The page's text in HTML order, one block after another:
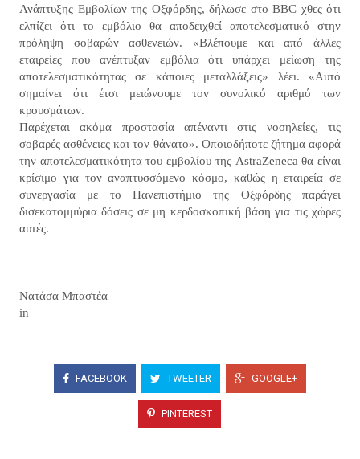
Ανάπτυξης Εμβολίων της Οξφόρδης, δήλωσε στο BBC χθες ότι
ελπίζει ότι το εμβόλιο θα αποδειχθεί αποτελεσματικό στην
πρόληψη σοβαρών ασθενειών. «Βλέπουμε και από άλλες
εταιρείες που ανέπτυξαν εμβόλια ότι υπάρχει μείωση της
αποτελεσματικότητας σε κάποιες μεταλλάξεις» λέει. «Αυτό
σημαίνει ότι έτσι μειώνουμε τον συνολικό αριθμό των
κρουσμάτων.
Παρέχεται ακόμα προστασία απέναντι στις νοσηλείες, τις
σοβαρές ασθένειες και τον θάνατο». Οποιοδήποτε ζήτημα αφορά
την αποτελεσματικότητα του εμβολίου της AstraZeneca θα είναι
κρίσιμο για τον αναπτυσσόμενο κόσμο, καθώς η εταιρεία σε
συνεργασία με το Πανεπιστήμιο της Οξφόρδης παράγει
δισεκατομμύρια δόσεις σε μη κερδοσκοπική βάση για τις χώρες
αυτές.
Νατάσα Μπαστέα
in
FACEBOOK TWEETER GOOGLE+
PINTEREST